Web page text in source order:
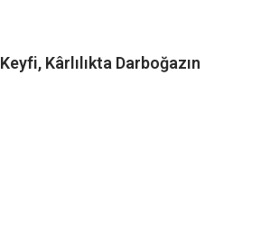
Kârlılıkta Darboğazın